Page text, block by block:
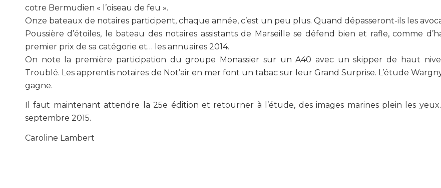
cotre Bermudien « l’oiseau de feu ».
Onze bateaux de notaires participent, chaque année, c’est un peu plus. Quand dépasseront-ils les
Poussière d’étoiles, le bateau des notaires assistants de Marseille se défend bien et rafle, comme
premier prix de sa catégorie et… les annuaires 2014.
On note la première participation du groupe Monassier sur un A40 avec un skipper de haut
Troublé. Les apprentis notaires de Not’air en mer font un tabac sur leur Grand Surprise. L’étude
gagne.
Il faut maintenant attendre la 25e édition et retourner à l’étude, des images marines plein les
septembre 2015.
Caroline Lambert